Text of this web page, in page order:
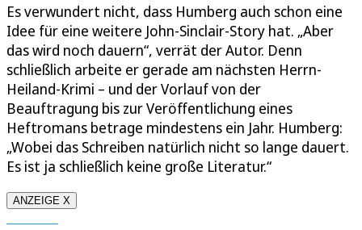
Es verwundert nicht, dass Humberg auch schon eine
Idee für eine weitere John-Sinclair-Story hat. „Aber
das wird noch dauern“, verrät der Autor. Denn
schließlich arbeite er gerade am nächsten Herrn-
Heiland-Krimi – und der Vorlauf von der
Beauftragung bis zur Veröffentlichung eines
Heftromans betrage mindestens ein Jahr. Humberg:
„Wobei das Schreiben natürlich nicht so lange dauert.
Es ist ja schließlich keine große Literatur.“
ANZEIGE X